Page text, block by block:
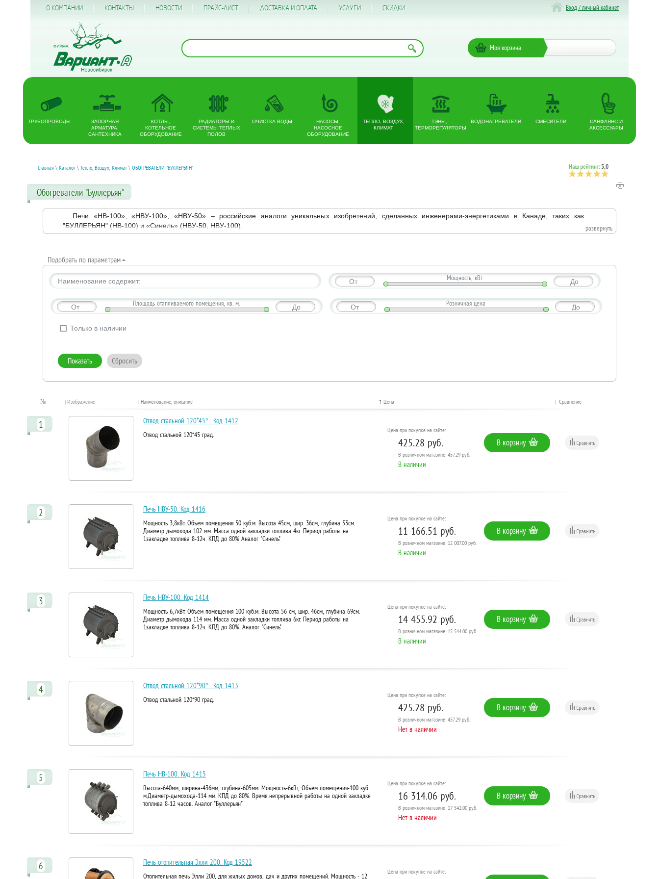
О КОМПАНИИ КОНТАКТЫ НОВОСТИ ПРАЙС-ЛИСТ ДОСТАВКА И ОПЛАТА УСЛУГИ CКИДКИ Вход / личный кабинет
Моя корзина
ТРУБОПРОВОДЫ
ЗАПОРНАЯ
АРМАТУРА,
САНТЕХНИКА
КОТЛЫ,
КОТЕЛЬНОЕ
ОБОРУДОВАНИЕ
РАДИАТОРЫ И
СИСТЕМЫ ТЕПЛЫХ
ПОЛОВ
ОЧИСТКА ВОДЫ
НАСОСЫ,
НАСОСНОЕ
ОБОРУДОВАНИЕ
ТЕПЛО, ВОЗДУХ,
КЛИМАТ
ТЭНЫ,
ТЕРМОРЕГУЛЯТОРЫ
ВОДОНАГРЕВАТЕЛИ СМЕСИТЕЛИ
САНФАЯНС И
АКСЕССУАРЫ
Главная \ Каталог \ Тепло, Воздух, Климат \ ОБОГРЕВАТЕЛИ "БУЛЛЕРЬЯН"
Обогреватели "Буллерьян"
Печи «НВ-100», «НВУ-100», «НВУ-50» – российские аналоги уникальных изобретений, сделанных инженерами-энергетиками в Канаде, таких как
"БУЛЛЕРЬЯН" (НВ-100) и «Синель» (НВУ-50, НВУ-100).
Печи «НВ-100», «НВУ-100», «НВУ-50» – цельносварные конструкции из стали, покрытые жаропрочной краской, имеющих две камеры сгорания: нижняя –
газификации и верхняя – камера дожигания газов с инжекторами - дожигателями.
Печи работают по принципу газогенератора – газы, выделяющиеся при сгорании твёрдого топлива в нижней камере, поступают в инжекторы полного
сжигания газа, где сгорают окончательно. Благодаря этому достигается очень высокий КПД – до 80%.
Температура выходящего воздуха регулируется регулятором мощности, расположенном на дверце печи, и регулятором-газификатором, расположенном на
выходном дымовом патрубке.
Печи «НВ-100», «НВУ-100», «НВУ-50» работают на всех видах твёрдого топлива: дерево, древесные отходы, картон, торфяные брикеты, бурый уголь и т.д.
Во всех случаях надо стремиться заполнить весь объем нижней камеры сгорания – только при этом условии достигается период непрерывной работы на
развернуть
Подобрать по параметрам
Наименование содержит: От До
Мощность, кВт
От До
Площадь отапливаемого помещения, кв. м. От До
Розничная цена
Только в наличии
№ | Изображение | Наименование, описание ↑ Цена | Сравнение
1 Отвод стальной 120*45°.. Код 1412
Отвод стальной 120*45 град.
Цена при покупке на сайте:
425.28 руб.
В розничном магазине: 457.29 руб.
В наличии
В корзину
2 Печь НВУ-50. Код 1416
Мощность 3,8кВт. Объем помещения 50 куб.м. Высота 45см, шир. 36см, глубина 53см.
Диаметр дымохода 102 мм. Масса одной закладки топлива 4кг. Период работы на
1закладке топлива 8-12ч. КПД до 80% Аналог "Синель"
Цена при покупке на сайте:
11 166.51 руб.
В розничном магазине: 12 007.00 руб.
В наличии
В корзину
3 Печь НВУ-100. Код 1414
Мощность 6,7кВт. Объем помещения 100 куб.м. Высота 56 см, шир. 46см, глубина 69см.
Диаметр дымохода 114 мм. Масса одной закладки топлива 6кг. Период работы на
1закладке топлива 8-12ч. КПД до 80%. Аналог "Синель"
Цена при покупке на сайте:
14 455.92 руб.
В розничном магазине: 15 544.00 руб.
В наличии
В корзину
4 Отвод стальной 120*90°.. Код 1413
Отвод стальной 120*90 град.
Цена при покупке на сайте:
425.28 руб.
В розничном магазине: 457.29 руб.
Нет в наличии
В корзину
5 Печь НВ-100. Код 1415
Высота-640мм, ширина-436мм, глубина-605мм. Мощность-6кВт, Объём помещения-100 куб.
м.Диаметр-дымохода-114 мм. КПД до 80%. Время непрерывной работы на одной закладке
топлива 8-12 часов. Аналог "Буллерьян"
Цена при покупке на сайте:
16 314.06 руб.
В розничном магазине: 17 542.00 руб.
Нет в наличии
В корзину
6 Печь отопительная Элли 200. Код 19522
Отопительная печь Элли 200, для жилых домов, дач и других помещений. Мощность - 12
Цена при покупке на сайте: